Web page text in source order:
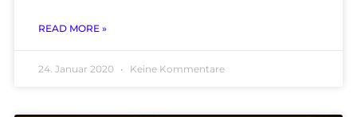
READ MORE »
24. Januar 2020 Keine Kommentare